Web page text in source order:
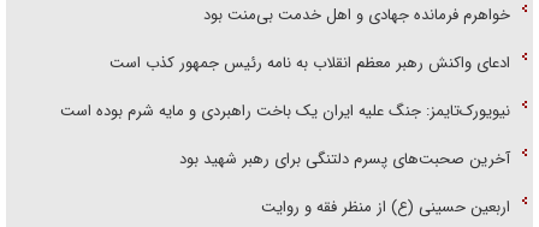
خواهرم فرمانده جهادی و اهل خدمت بی‌منت بود
ادعای واکنش رهبر معظم انقلاب به نامه رئیس جمهور کذب است
نیویورک‌تایمز: جنگ علیه ایران یک باخت راهبردی و مایه شرم بوده است
آخرین صحبت‌های پسرم دلتنگی برای رهبر شهید بود
اربعین حسینی (ع) از منظر فقه و روایت